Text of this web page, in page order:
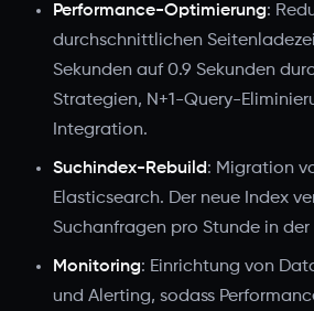
Performance-Optimierung:
durchschnittlichen
Sekunden auf 0.9 Sekunden
Strategien, N+1-Query-
Integration.
Suchindex-Rebuild: Migration
Elasticsearch. Der neue Index
Suchanfragen pro Stunde in der
Monitoring: Einrichtung von
und Alerting, sodass